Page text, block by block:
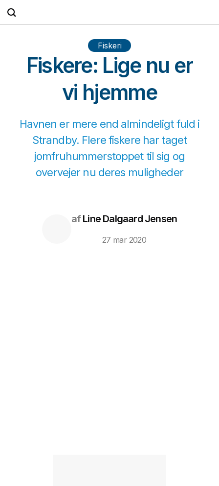
Fortsæt
Fiskeri
Fiskere: Lige nu er
vi hjemme
Havnen er mere end almindeligt fuld i
Strandby. Flere fiskere har taget
jomfruhummerstoppet til sig og
overvejer nu deres muligheder
afLine Dalgaard Jensen
27 mar 2020